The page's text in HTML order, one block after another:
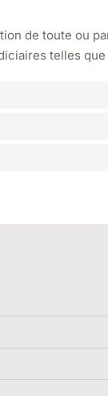
de toute ou
telles